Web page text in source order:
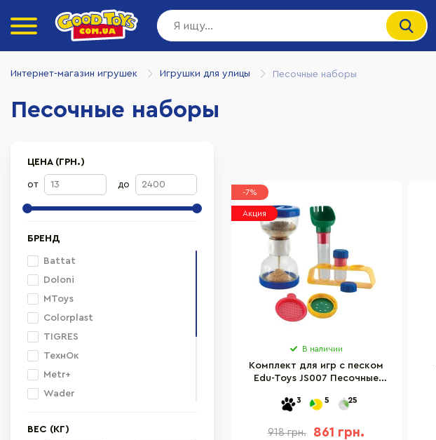
Интернет-магазин игрушек Игрушки для улицы Песочные наборы
Песочные наборы
ЦЕНА (ГРН.)
от до
БРЕНД
Battat
Doloni
MToys
Colorplast
TIGRES
ТехнОк
Metr+
Wader
Bambi
ВЕС (КГ)
-7%
Акция
В наличии
Комплект для игр с песком
Edu-Toys JS007 Песочные
3 5 25
918 грн. 861 грн.